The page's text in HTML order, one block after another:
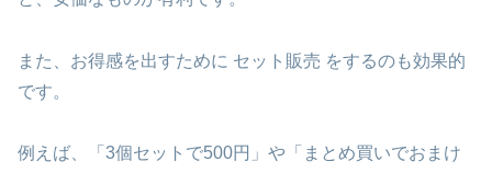
また、お得感を出すために セット販売 をするのも効果的
です。
例えば、「3個セットで500円」や「まとめ買いでおまけ